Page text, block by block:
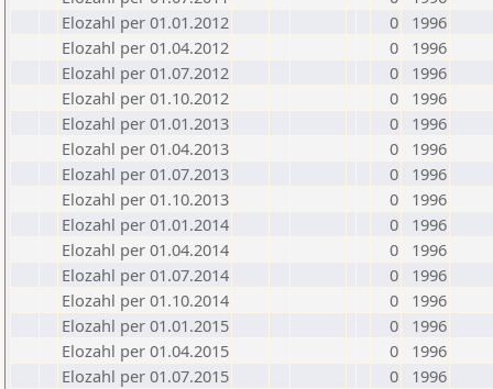
Elozahl per 01.01.2012
0
1996
Elozahl per 01.04.2012
0
1996
Elozahl per 01.07.2012
0
1996
Elozahl per 01.10.2012
0
1996
Elozahl per 01.01.2013
0
1996
Elozahl per 01.04.2013
0
1996
Elozahl per 01.07.2013
0
1996
Elozahl per 01.10.2013
0
1996
Elozahl per 01.01.2014
0
1996
Elozahl per 01.04.2014
0
1996
Elozahl per 01.07.2014
0
1996
Elozahl per 01.10.2014
0
1996
Elozahl per 01.01.2015
0
1996
Elozahl per 01.04.2015
0
1996
Elozahl per 01.07.2015
0
1996